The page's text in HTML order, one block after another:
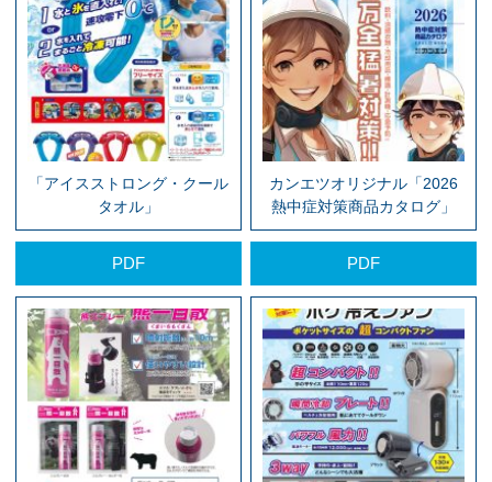
「アイスストロング・クール
タオル」
PDF
カンエツオリジナル「2026
熱中症対策商品カタログ」
PDF